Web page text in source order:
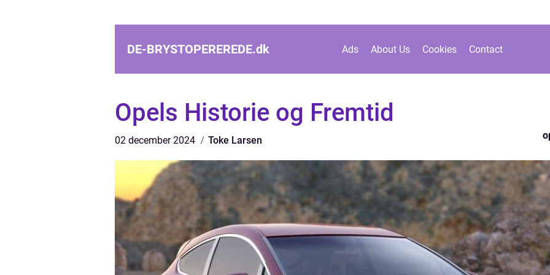
DE-BRYSTOPEREREDE.dk Ads About Us Cookies Contact
Opels Historie og Fremtid
02 december 2024 Toke Larsen